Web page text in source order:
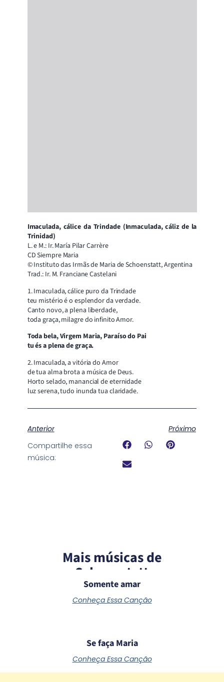
Imaculada, cálice da Trindade (Inmaculada, cáliz de la
Trinidad)
L. e M.: Ir. María Pilar Carrère
CD Siempre Maria
© Instituto das Irmãs de Maria de Schoenstatt, Argentina
Trad.: Ir. M. Franciane Castelani
1. Imaculada, cálice puro da Trindade
teu mistério é o esplendor da verdade.
Canto novo, a plena liberdade,
toda graça, milagre do infinito Amor.
Toda bela, Virgem Maria, Paraíso do Pai
tu és a plena de graça.
2. Imaculada, a vitória do Amor
de tua alma brota a música de Deus.
Horto selado, manancial de eternidade
luz serena, tudo inunda tua claridade.
Anterior
Próximo
Compartilhe essa
música:
Mais músicas de
Schoenstatt
Somente amar
Conheça Essa Canção
Se faça Maria
Conheça Essa Canção